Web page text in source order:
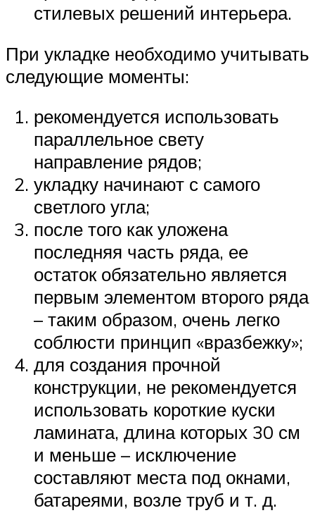
стилевых решений интерьера.
При укладке необходимо учитывать
следующие моменты:
рекомендуется использовать
параллельное свету
направление рядов;
укладку начинают с самого
светлого угла;
после того как уложена
последняя часть ряда, ее
остаток обязательно является
первым элементом второго ряда
– таким образом, очень легко
соблюсти принцип «вразбежку»;
для создания прочной
конструкции, не рекомендуется
использовать короткие куски
ламината, длина которых 30 см
и меньше – исключение
составляют места под окнами,
батареями, возле труб и т. д.